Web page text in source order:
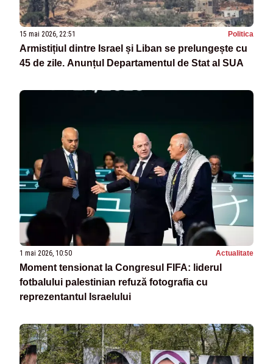
15 mai 2026, 22:51 Politica
Armistițiul dintre Israel și Liban se prelungește cu
45 de zile. Anunțul Departamentul de Stat al SUA
1 mai 2026, 10:50 Actualitate
Moment tensionat la Congresul FIFA: liderul
fotbalului palestinian refuză fotografia cu
reprezentantul Israelului